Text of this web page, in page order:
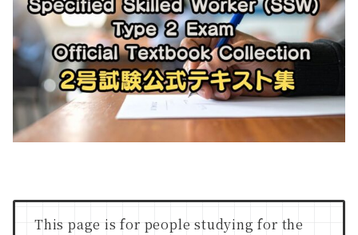
This page is for people studying for the